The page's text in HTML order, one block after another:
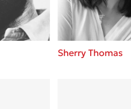
Sherry Thomas